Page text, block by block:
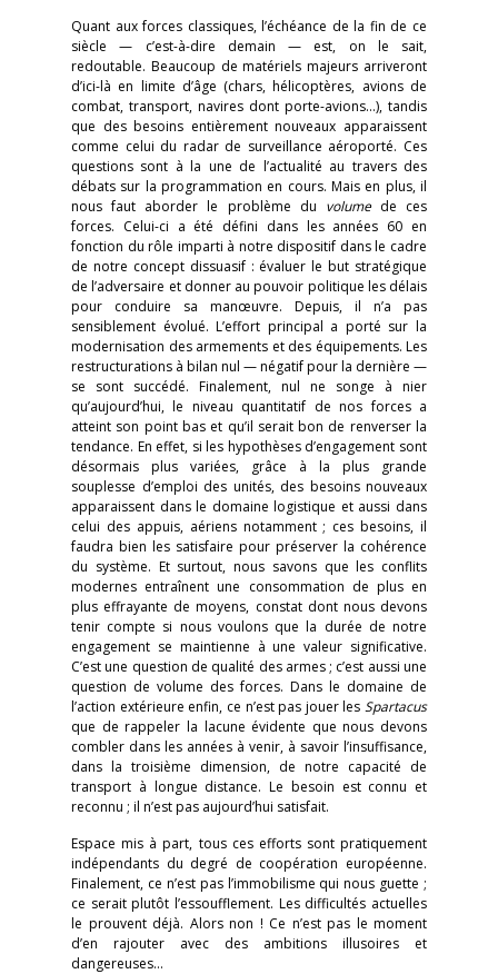
Quant aux forces classiques, l’échéance de la fin de ce
siècle — c’est-à-dire demain — est, on le sait,
redoutable. Beaucoup de matériels majeurs arriveront
d’ici-là en limite d’âge (chars, hélicoptères, avions de
combat, transport, navires dont porte-avions…), tandis
que des besoins entièrement nouveaux apparaissent
comme celui du radar de surveillance aéroporté. Ces
questions sont à la une de l’actualité au travers des
débats sur la programmation en cours. Mais en plus, il
nous faut aborder le problème du volume de ces
forces. Celui-ci a été défini dans les années 60 en
fonction du rôle imparti à notre dispositif dans le cadre
de notre concept dissuasif : évaluer le but stratégique
de l’adversaire et donner au pouvoir politique les délais
pour conduire sa manœuvre. Depuis, il n’a pas
sensiblement évolué. L’effort principal a porté sur la
modernisation des armements et des équipements. Les
restructurations à bilan nul — négatif pour la dernière —
se sont succédé. Finalement, nul ne songe à nier
qu’aujourd’hui, le niveau quantitatif de nos forces a
atteint son point bas et qu’il serait bon de renverser la
tendance. En effet, si les hypothèses d’engagement sont
désormais plus variées, grâce à la plus grande
souplesse d’emploi des unités, des besoins nouveaux
apparaissent dans le domaine logistique et aussi dans
celui des appuis, aériens notamment ; ces besoins, il
faudra bien les satisfaire pour préserver la cohérence
du système. Et surtout, nous savons que les conflits
modernes entraînent une consommation de plus en
plus effrayante de moyens, constat dont nous devons
tenir compte si nous voulons que la durée de notre
engagement se maintienne à une valeur significative.
C’est une question de qualité des armes ; c’est aussi une
question de volume des forces. Dans le domaine de
l’action extérieure enfin, ce n’est pas jouer les Spartacus
que de rappeler la lacune évidente que nous devons
combler dans les années à venir, à savoir l’insuffisance,
dans la troisième dimension, de notre capacité de
transport à longue distance. Le besoin est connu et
reconnu ; il n’est pas aujourd’hui satisfait.
Espace mis à part, tous ces efforts sont pratiquement
indépendants du degré de coopération européenne.
Finalement, ce n’est pas l’immobilisme qui nous guette ;
ce serait plutôt l’essoufflement. Les difficultés actuelles
le prouvent déjà. Alors non ! Ce n’est pas le moment
d’en rajouter avec des ambitions illusoires et
dangereuses…